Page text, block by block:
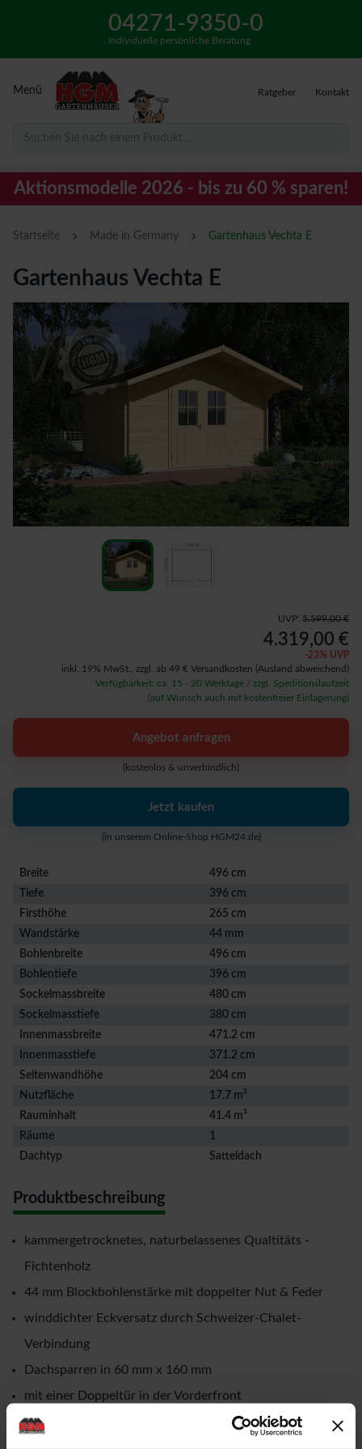
04271-9350-0
Individuelle persönliche Beratung
Menü Ratgeber Kontakt
Suchen Sie nach einem Produkt...
Aktionsmodelle 2026 - bis zu 60 % sparen!
Startseite › Made in Germany › Gartenhaus Vechta E
Gartenhaus Vechta E
UVP: 5.599,00 €
4.319,00 €
-23% UVP
inkl. 19% MwSt., zzgl. ab 49 € Versandkosten (Ausland abweichend)
Verfügbarkeit: ca. 15 - 20 Werktage / zzgl. Speditionslaufzeit
(auf Wunsch auch mit kostenfreier Einlagerung)
Angebot anfragen
(kostenlos & unverbindlich)
Jetzt kaufen
(in unserem Online-Shop HGM24.de)
Breite
496 cm
Tiefe
396 cm
Firsthöhe
265 cm
Wandstärke
44 mm
Bohlenbreite
496 cm
Bohlentiefe
396 cm
Sockelmassbreite
480 cm
Sockelmasstiefe
380 cm
Innenmassbreite
471.2 cm
Innenmasstiefe
371.2 cm
Seitenwandhöhe
204 cm
Nutzfläche
17.7 m²
Rauminhalt
41.4 m³
Räume
1
Dachtyp
Satteldach
Produktbeschreibung
kammergetrocknetes, naturbelassenes Qualtitäts -
Fichtenholz
44 mm Blockbohlenstärke mit doppelter Nut & Feder
winddichter Eckversatz durch Schweizer-Chalet-
Verbindung
Dachsparren in 60 mm x 160 mm
mit einer Doppeltür in der Vorderfront
Rahmenaußenmaße der Doppeltür: Breite: 1,73 mtr. x